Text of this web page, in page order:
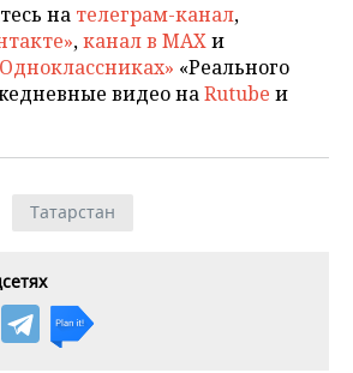
на телеграм-канал,
,канал в MAXи
«Реального
видео наRutube и
Татарстан